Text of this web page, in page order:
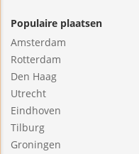
Populaire plaatsen
Amsterdam
Rotterdam
Den Haag
Utrecht
Eindhoven
Tilburg
Groningen